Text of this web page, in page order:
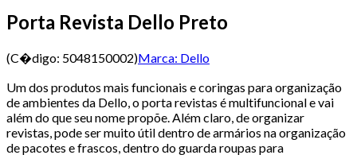
Porta Revista Dello Preto
(C�digo: 5048150002)Marca: Dello
Um dos produtos mais funcionais e coringas para organização
de ambientes da Dello, o porta revistas é multifuncional e vai
além do que seu nome propõe. Além claro, de organizar
revistas, pode ser muito útil dentro de armários na organização
de pacotes e frascos, dentro do guarda roupas para